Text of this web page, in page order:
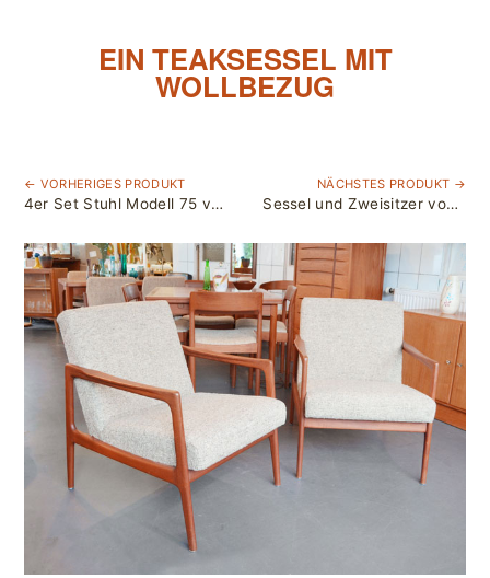
EIN TEAKSESSEL MIT
WOLLBEZUG
← VORHERIGES PRODUKT
4er Set Stuhl Modell 75 von Niels Otto Møller für J.L. Møllers / Teakholz & Papercord
NÄCHSTES PRODUKT →
Sessel und Zweisitzer von ARCO / Bambus & Rattan